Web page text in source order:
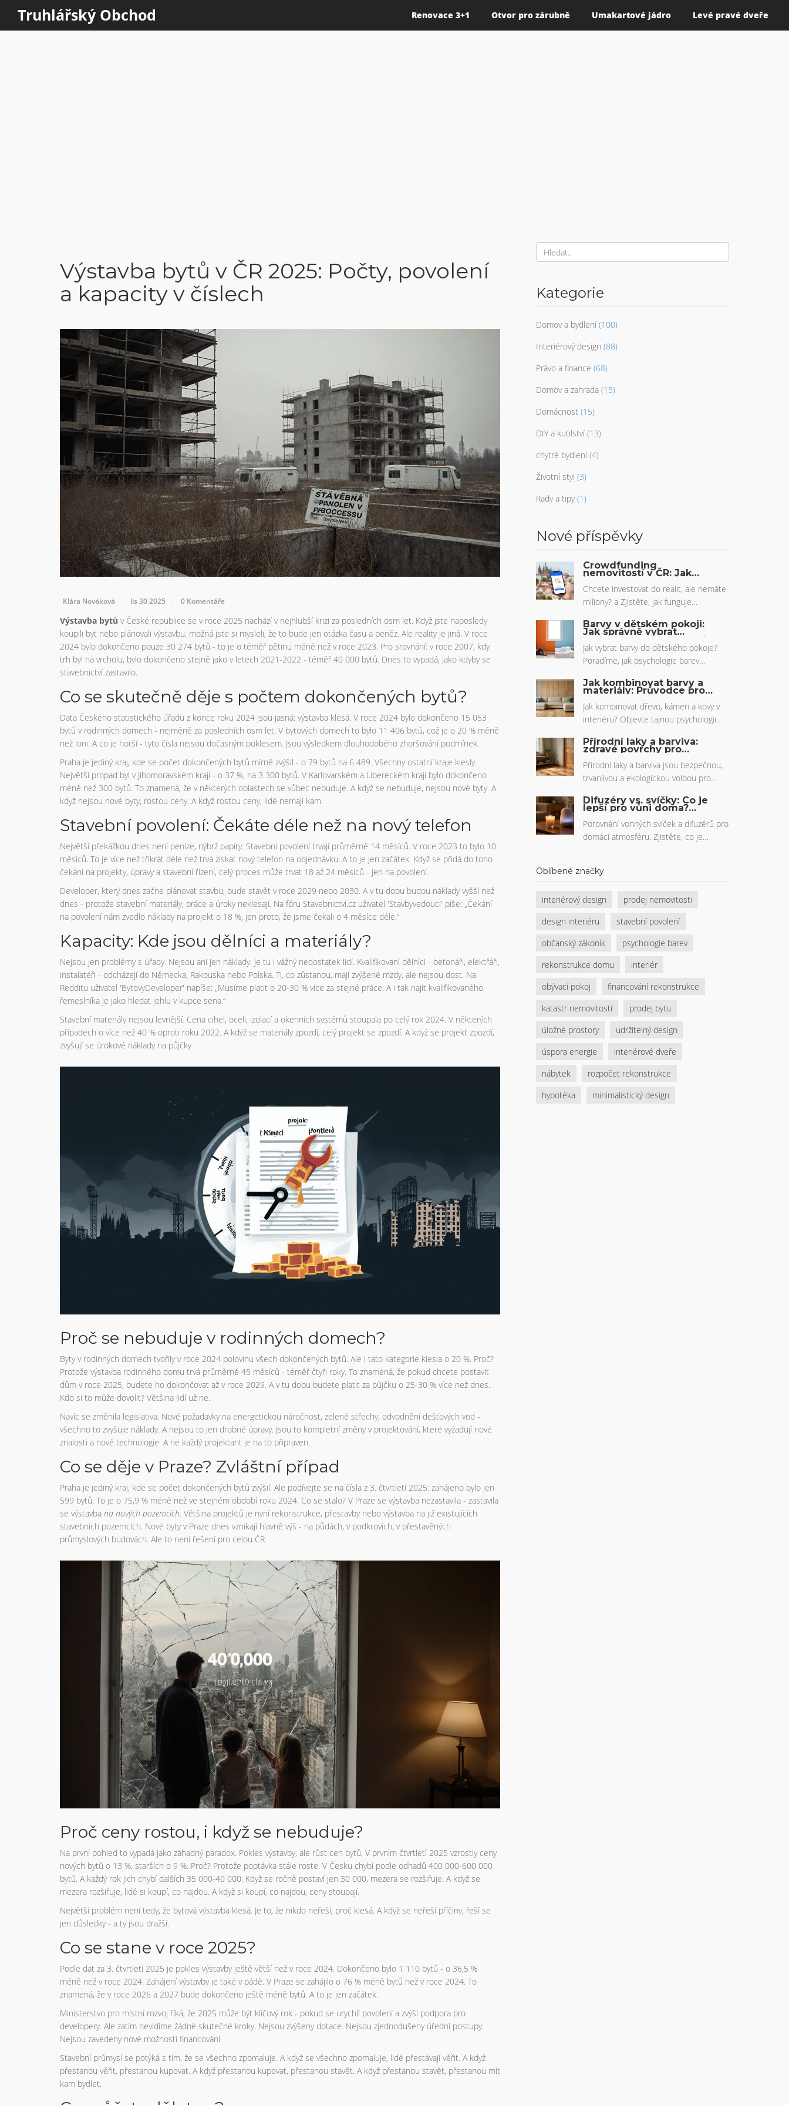
Truhlářský Obchod Renovace 3+1 Otvor pro zárubně Umakartové jádro Levé pravé dveře
Výstavba bytů v ČR 2025: Počty, povolení
a kapacity v číslech
Klára Nováková lis 30 2025 0 Komentáře
Výstavba bytů v České republice se v roce 2025 nachází v nejhlubší krizi za posledních osm let. Když jste naposledy
koupili byt nebo plánovali výstavbu, možná jste si mysleli, že to bude jen otázka času a peněz. Ale reality je jiná. V roce
2024 bylo dokončeno pouze 30 274 bytů - to je o téměř pětinu méně než v roce 2023. Pro srovnání: v roce 2007, kdy
trh byl na vrcholu, bylo dokončeno stejně jako v letech 2021-2022 - téměř 40 000 bytů. Dnes to vypadá, jako kdyby se
stavebnictví zastavilo.
Co se skutečně děje s počtem dokončených bytů?
Data Českého statistického úřadu z konce roku 2024 jsou jasná: výstavba klesá. V roce 2024 bylo dokončeno 15 053
bytů v rodinných domech - nejméně za posledních osm let. V bytových domech to bylo 11 406 bytů, což je o 20 % méně
než loni. A co je horší - tyto čísla nejsou dočasným poklesem. Jsou výsledkem dlouhodobého zhoršování podmínek.
Praha je jediný kraj, kde se počet dokončených bytů mírně zvýšil - o 79 bytů na 6 489. Všechny ostatní kraje klesly.
Největší propad byl v Jihomoravském kraji - o 37 %, na 3 300 bytů. V Karlovarském a Libereckém kraji bylo dokončeno
méně než 300 bytů. To znamená, že v některých oblastech se vůbec nebuduje. A když se nebuduje, nejsou nové byty. A
když nejsou nové byty, rostou ceny. A když rostou ceny, lidé nemají kam.
Stavební povolení: Čekáte déle než na nový telefon
Největší překážkou dnes není peníze, nýbrž papíry. Stavební povolení trvají průměrně 14 měsíců. V roce 2023 to bylo 10
měsíců. To je více než třikrát déle než trvá získat nový telefon na objednávku. A to je jen začátek. Když se přidá do toho
čekání na projekty, úpravy a stavební řízení, celý proces může trvat 18 až 24 měsíců - jen na povolení.
Developer, který dnes začne plánovat stavbu, bude stavět v roce 2029 nebo 2030. A v tu dobu budou náklady vyšší než
dnes - protože stavební materiály, práce a úroky neklesají. Na fóru Stavebnictví.cz uživatel 'Stavbyvedouci' píše: „Čekání
na povolení nám zvedlo náklady na projekt o 18 %, jen proto, že jsme čekali o 4 měsíce déle.“
Kapacity: Kde jsou dělníci a materiály?
Nejsou jen problémy s úřady. Nejsou ani jen náklady. Je tu i vážný nedostatek lidí. Kvalifikovaní dělníci - betonáři, elektřáři,
instalatéři - odcházejí do Německa, Rakouska nebo Polska. Ti, co zůstanou, mají zvýšené mzdy, ale nejsou dost. Na
Redditu uživatel 'BytovyDeveloper' napíše: „Musíme platit o 20-30 % více za stejné práce. A i tak najít kvalifikovaného
řemeslníka je jako hledat jehlu v kupce sena.“
Stavební materiály nejsou levnější. Cena cihel, oceli, izolací a okenních systémů stoupala po celý rok 2024. V některých
případech o více než 40 % oproti roku 2022. A když se materiály zpozdí, celý projekt se zpozdí. A když se projekt zpozdí,
zvyšují se úrokové náklady na půjčky.
Proč se nebuduje v rodinných domech?
Byty v rodinných domech tvořily v roce 2024 polovinu všech dokončených bytů. Ale i tato kategorie klesla o 20 %. Proč?
Protože výstavba rodinného domu trvá průměrně 45 měsíců - téměř čtyři roky. To znamená, že pokud chcete postavit
dům v roce 2025, budete ho dokončovat až v roce 2029. A v tu dobu budete platit za půjčku o 25-30 % více než dnes.
Kdo si to může dovolit? Většina lidí už ne.
Navíc se změnila legislativa. Nové požadavky na energetickou náročnost, zelené střechy, odvodnění dešťových vod -
všechno to zvyšuje náklady. A nejsou to jen drobné úpravy. Jsou to kompletní změny v projektování, které vyžadují nové
znalosti a nové technologie. A ne každý projektant je na to připraven.
Co se děje v Praze? Zvláštní případ
Praha je jediný kraj, kde se počet dokončených bytů zvýšil. Ale podívejte se na čísla z 3. čtvrtletí 2025: zahájeno bylo jen
599 bytů. To je o 75,9 % méně než ve stejném období roku 2024. Co se stalo? V Praze se výstavba nezastavila - zastavila
se výstavba na nových pozemcích. Většina projektů je nyní rekonstrukce, přestavby nebo výstavba na již existujících
stavebních pozemcích. Nové byty v Praze dnes vznikají hlavně výš - na půdách, v podkrovích, v přestavěných
průmyslových budovách. Ale to není řešení pro celou ČR.
Proč ceny rostou, i když se nebuduje?
Na první pohled to vypadá jako záhadný paradox. Pokles výstavby, ale růst cen bytů. V prvním čtvrtletí 2025 vzrostly ceny
nových bytů o 13 %, starších o 9 %. Proč? Protože poptávka stále roste. V Česku chybí podle odhadů 400 000-600 000
bytů. A každý rok jich chybí dalších 35 000-40 000. Když se ročně postaví jen 30 000, mezera se rozšiřuje. A když se
mezera rozšiřuje, lidé si koupí, co najdou. A když si koupí, co najdou, ceny stoupají.
Největší problém není tedy, že bytová výstavba klesá. Je to, že nikdo neřeší, proč klesá. A když se neřeší příčiny, řeší se
jen důsledky - a ty jsou dražší.
Co se stane v roce 2025?
Podle dat za 3. čtvrtletí 2025 je pokles výstavby ještě větší než v roce 2024. Dokončeno bylo 1 110 bytů - o 36,5 %
méně než v roce 2024. Zahájení výstavby je také v pádě. V Praze se zahájilo o 76 % méně bytů než v roce 2024. To
znamená, že v roce 2026 a 2027 bude dokončeno ještě méně bytů. A to je jen začátek.
Ministerstvo pro místní rozvoj říká, že 2025 může být klíčový rok - pokud se urychlí povolení a zvýší podpora pro
developery. Ale zatím nevidíme žádné skutečné kroky. Nejsou zvýšeny dotace. Nejsou zjednodušeny úřední postupy.
Nejsou zavedeny nové možnosti financování.
Stavební průmysl se potýká s tím, že se všechno zpomaluje. A když se všechno zpomaluje, lidé přestávají věřit. A když
přestanou věřit, přestanou kupovat. A když přestanou kupovat, přestanou stavět. A když přestanou stavět, přestanou mít
kam bydlet.
Kategorie
Domov a bydlení (100)
Interiérový design (88)
Právo a finance (68)
Domov a zahrada (15)
Domácnost (15)
DIY a kutilství (13)
chytré bydlení (4)
Životní styl (3)
Rady a tipy (1)
Nové příspěvky
Crowdfunding
nemovitostí v ČR: Jak
investovat do realit už od
500 Kč
Chcete investovat do realit, ale nemáte
miliony? a Zjistěte, jak funguje
začít investovat už od 500 Kč pro
Barvy v dětském pokoji:
Jak správně vybrat
odstíny pro klid a rozvoj
dítěte
Jak vybrat barvy do dětského pokoje?
Poradíme, jak psychologie barev
Praktické tipy pro bezpečný a zdravý
Jak kombinovat barvy a
materiály: Průvodce pro
dřevo, kámen a kovy v
interiéru
Jak kombinovat dřevo, kámen a kovy v
interiéru? Objevte tajnou psychologii
harmonický a moderní domov bez
Přírodní laky a barviva:
zdravé povrchy pro
moderní byt
Přírodní laky a barviva jsou bezpečnou,
trvanlivou a ekologickou volbou pro
dlouhou životností a vhodné i pro děti a
rozumnou volbou pro každý byt.
Difuzéry vs. svíčky: Co je
lepší pro vůni doma?
Porovnání, bezpečnost a
tipy
Porovnání vonných svíček a difuzérů pro
domácí atmosféru. Zjistěte, co je
Oblíbené značky
interiérový design
prodej nemovitosti
design interiéru
stavební povolení
občanský zákoník
psychologie barev
rekonstrukce domu
interiér
obývací pokoj
financování rekonstrukce
katastr nemovitostí
prodej bytu
úložné prostory
udržitelný design
úspora energie
interiérové dveře
nábytek
rozpočet rekonstrukce
hypotéka
minimalistický design